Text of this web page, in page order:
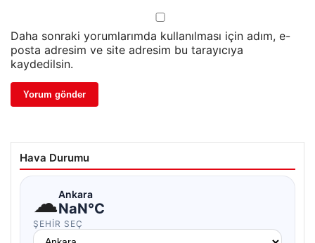
Daha sonraki yorumlarımda kullanılması için adım, e-
posta adresim ve site adresim bu tarayıcıya
kaydedilsin.
Hava Durumu
☁Ankara
NaN°C
ŞEHIR SEÇ